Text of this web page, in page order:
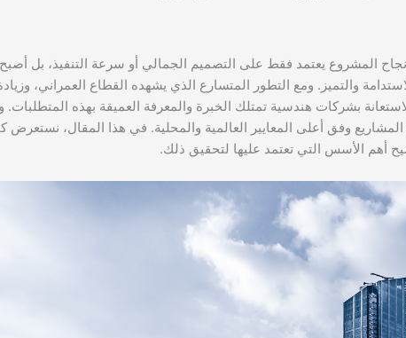
نجاح المشروع يعتمد فقط على التصميم الجمالي أو سرعة التنفيذ، بل أصبح
والتميز. ومع التطور المتسارع الذي يشهده القطاع العمراني،
بشركات هندسية تمتلك الخبرة والمعرفة العميقة بهذه المتطلبات.
وفق أعلى المعايير العالمية والمحلية. في هذا المقال، نستعرض
أهم الأسس التي تعتمد عليها لتحقيق ذلك.